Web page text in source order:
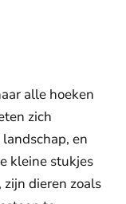
alle hoeken
zich
en
kleine stukjes
dieren zoals